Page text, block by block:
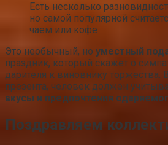
Есть несколько
но самой популярной
чаем или кофе
Это необычный, но уместный
праздник, который скажет о
дарителя к виновнику торжества.
презента, человек должен
вкусы и предпочтения
Поздравляем